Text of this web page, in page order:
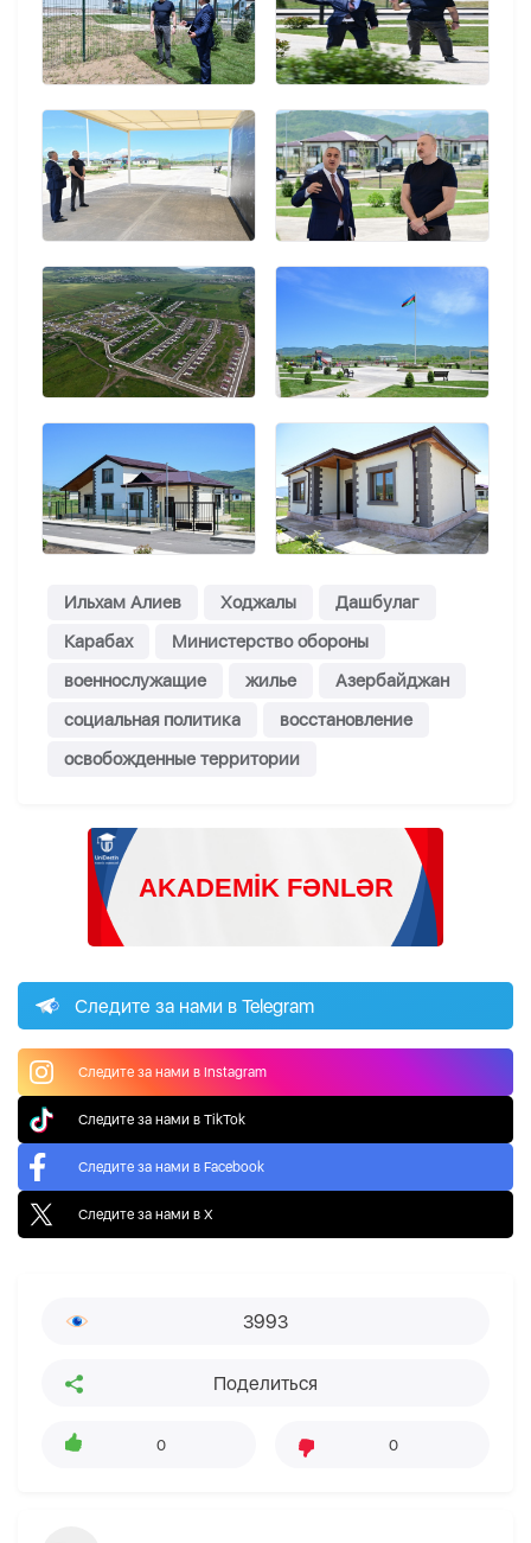
Ильхам Алиев Ходжалы
Дашбулаг
Карабах
Министерство обороны
военнослужащие
жилье
Азербайджан
социальная политика
восстановление
освобожденные территории
Следите за нами в Telegram
Следите за нами в Instagram
Следите за нами в TikTok
Следите за нами в Facebook
Следите за нами в X
3993
Поделиться
0 0